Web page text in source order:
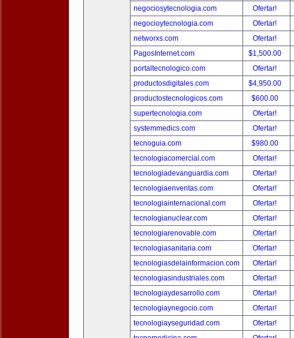
negociosytecnologia.com
Ofertar!
negocioytecnologia.com
Ofertar!
networxs.com
Ofertar!
PagosInternet.com
$1,500.00
portaltecnologico.com
Ofertar!
productosdigitales.com
$4,950.00
productostecnologicos.com
$600.00
supertecnologia.com
Ofertar!
systemmedics.com
Ofertar!
tecnoguia.com
$980.00
tecnologiacomercial.com
Ofertar!
tecnologiadevanguardia.com
Ofertar!
tecnologiaenventas.com
Ofertar!
tecnologiainternacional.com
Ofertar!
tecnologianuclear.com
Ofertar!
tecnologiarenovable.com
Ofertar!
tecnologiasanitaria.com
Ofertar!
tecnologiasdelainformacion.com
Ofertar!
tecnologiasindustriales.com
Ofertar!
tecnologiaydesarrollo.com
Ofertar!
tecnologiaynegocio.com
Ofertar!
tecnologiayseguridad.com
Ofertar!